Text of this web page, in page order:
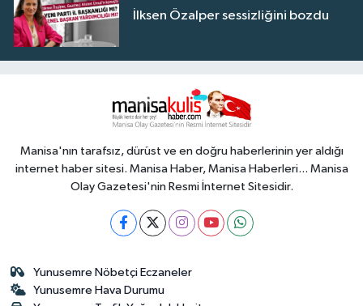
İlksen Özalper sessizliğini bozdu
Manisa'nın tarafsız, dürüst ve en doğru haberlerinin yer aldığı
internet haber sitesi. Manisa Haber, Manisa Haberleri... Manisa
Olay Gazetesi'nin Resmi İnternet Sitesidir.
Yunusemre Nöbetçi Eczaneler
Yunusemre Hava Durumu